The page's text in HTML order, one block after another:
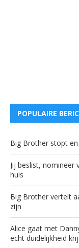
POPULAIRE
Big Brother stopt
Jij beslist, nomineer
huis
Big Brother vertelt
zijn
Alice gaat met
echt duidelijkheid